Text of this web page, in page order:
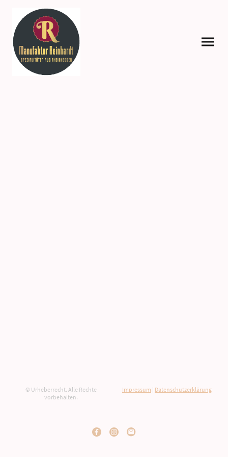
© Urheberrecht. Alle Rechte
vorbehalten.
Impressum | Datenschutzerklärung